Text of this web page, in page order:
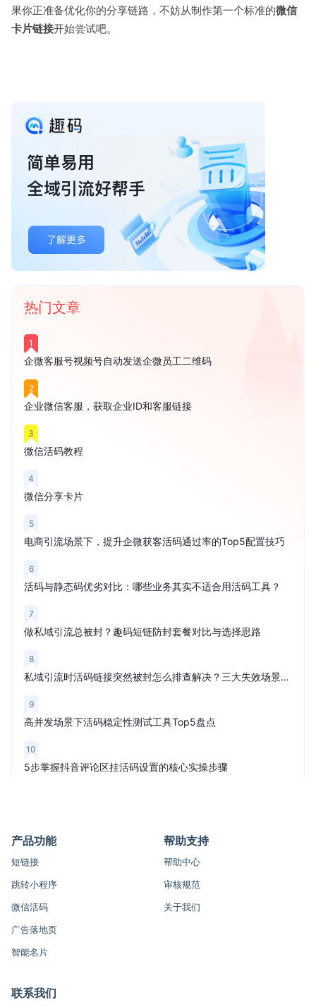
果你正准备优化你的分享链路，不妨从制作第一个标准的微信
卡片链接开始尝试吧。
热门文章
1
企微客服号视频号自动发送企微员工二维码
2
企业微信客服，获取企业ID和客服链接
3
微信活码教程
4
微信分享卡片
5
电商引流场景下，提升企微获客活码通过率的Top5配置技巧
6
活码与静态码优劣对比：哪些业务其实不适合用活码工具？
7
做私域引流总被封？趣码短链防封套餐对比与选择思路
8
私域引流时活码链接突然被封怎么排查解决？三大失效场景解析
9
高并发场景下活码稳定性测试工具Top5盘点
10
5步掌握抖音评论区挂活码设置的核心实操步骤
产品功能
短链接
跳转小程序
微信活码
广告落地页
智能名片
帮助支持
帮助中心
审核规范
关于我们
联系我们